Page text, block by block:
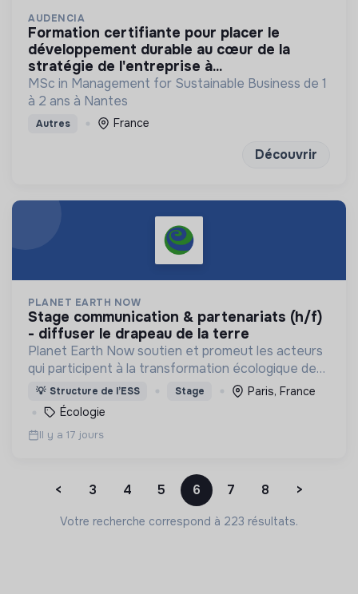
AUDENCIA
formation certifiante pour placer le
développement durable au cœur de la
stratégie de l'entreprise à...
MSc in Management for Sustainable Business de 1
à 2 ans à Nantes
Autres France
Découvrir
PLANET EARTH NOW
stage communication & partenariats (h/f)
- diffuser le drapeau de la terre
Planet Earth Now soutien et promeut les acteurs
qui participent à la transformation écologique de
nos sociétés, notamment à travers la diffusion du
drapeau de la Terre.
💡 Structure de l’ESS Stage
Paris, France
Écologie
Il y a 17 jours
< 3 4 5 6 7 8 >
Votre recherche correspond à 223 résultats.